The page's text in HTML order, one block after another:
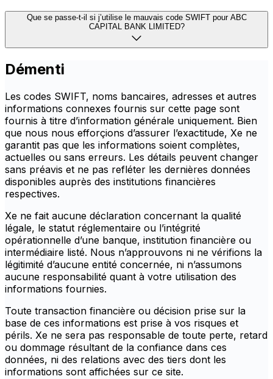
Que se passe-t-il si j’utilise le mauvais code SWIFT pour ABC
CAPITAL BANK LIMITED?
Démenti
Les codes SWIFT, noms bancaires, adresses et autres
informations connexes fournis sur cette page sont
fournis à titre d’information générale uniquement. Bien
que nous nous efforçions d’assurer l’exactitude, Xe ne
garantit pas que les informations soient complètes,
actuelles ou sans erreurs. Les détails peuvent changer
sans préavis et ne pas refléter les dernières données
disponibles auprès des institutions financières
respectives.
Xe ne fait aucune déclaration concernant la qualité
légale, le statut réglementaire ou l’intégrité
opérationnelle d’une banque, institution financière ou
intermédiaire listé. Nous n’approuvons ni ne vérifions la
légitimité d’aucune entité concernée, ni n’assumons
aucune responsabilité quant à votre utilisation des
informations fournies.
Toute transaction financière ou décision prise sur la
base de ces informations est prise à vos risques et
périls. Xe ne sera pas responsable de toute perte, retard
ou dommage résultant de la confiance dans ces
données, ni des relations avec des tiers dont les
informations sont affichées sur ce site.